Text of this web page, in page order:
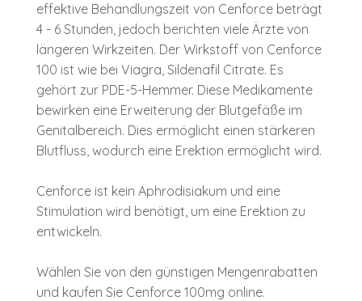
effektive Behandlungszeit von Cenforce beträgt
4 - 6 Stunden, jedoch berichten viele Ärzte von
längeren Wirkzeiten. Der Wirkstoff von Cenforce
100 ist wie bei Viagra, Sildenafil Citrate. Es
gehört zur PDE-5-Hemmer. Diese Medikamente
bewirken eine Erweiterung der Blutgefäße im
Genitalbereich. Dies ermöglicht einen stärkeren
Blutfluss, wodurch eine Erektion ermöglicht wird.
Cenforce ist kein Aphrodisiakum und eine
Stimulation wird benötigt, um eine Erektion zu
entwickeln.
Wählen Sie von den günstigen Mengenrabatten
und kaufen Sie Cenforce 100mg online.